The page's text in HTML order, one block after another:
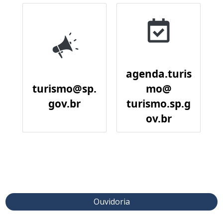
turismo@sp.
gov.br
agenda.turis
mo@
turismo.sp.g
ov.br
Ouvidoria